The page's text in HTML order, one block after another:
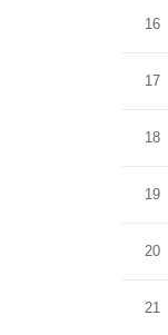
16
17
18
19
20
21